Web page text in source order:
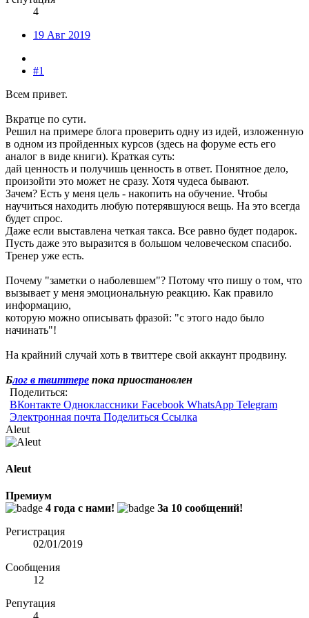
4
19 Авг 2019
#1
Всем привет.
Вкратце по сути.
Решил на примере блога проверить одну из идей, изложенную
в одном из пройденных курсов (здесь на форуме есть его
аналог в виде книги). Краткая суть:
дай ценность и получишь ценность в ответ. Понятное дело,
произойти это может не сразу. Хотя чудеса бывают.
Зачем? Есть у меня цель - накопить на обучение. Чтобы
научиться находить любую потерявшуюся вещь. На это всегда
будет спрос.
Даже если выставлена четкая такса. Все равно будет подарок.
Пусть даже это выразится в большом человеческом спасибо.
Тренер уже есть.
Почему "заметки о наболевшем"? Потому что пишу о том, что
вызывает у меня эмоциональную реакцию. Как правило
информацию,
которую можно описывать фразой: "с этого надо было
начинать"!
На крайний случай хоть в твиттере свой аккаунт продвину.
Блог в твиттере пока приостановлен
Поделиться:
ВКонтакте Одноклассники Facebook WhatsApp Telegram
Электронная почта Поделиться Ссылка
Aleut
Aleut
Премиум
4 года с нами!
За 10 сообщений!
Регистрация
02/01/2019
Сообщения
12
Репутация